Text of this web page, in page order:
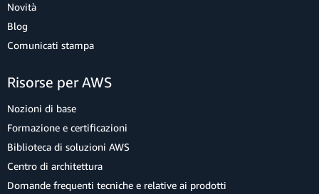
Novità
Blog
Comunicati stampa
Risorse per AWS
Nozioni di base
Formazione e certificazioni
Biblioteca di soluzioni AWS
Centro di architettura
Domande frequenti tecniche e relative ai prodotti